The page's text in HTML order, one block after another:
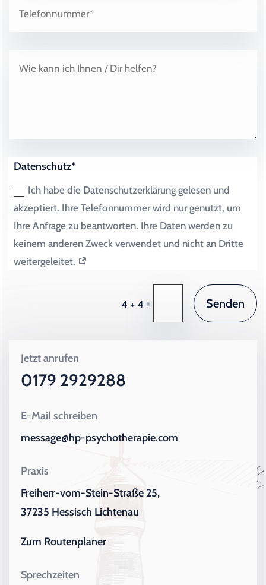
Datenschutz*
Ich habe die Datenschutzerklärung gelesen und
akzeptiert. Ihre Telefonnummer wird nur genutzt, um
Ihre Anfrage zu beantworten. Ihre Daten werden zu
keinem anderen Zweck verwendet und nicht an Dritte
weitergeleitet.
4 + 4 = Senden
Jetzt anrufen
0179 2929288
E-Mail schreiben
message@hp-psychotherapie.com
Praxis
Freiherr-vom-Stein-Straße 25,
37235 Hessisch Lichtenau
Zum Routenplaner
Sprechzeiten